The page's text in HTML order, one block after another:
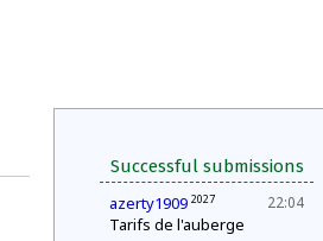
Successful submissions
22:04
azerty1909 2027
Tarifs de l'auberge